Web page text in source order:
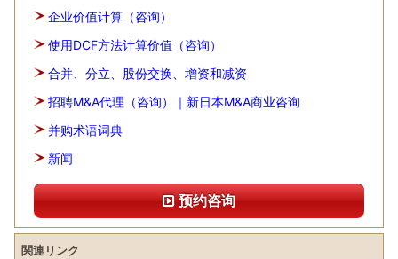
企业价值计算（咨询）
使用DCF方法计算价值（咨询）
合并、分立、股份交换、增资和减资
招聘M&A代理（咨询）｜新日本M&A商业咨询
并购术语词典
新闻
预约咨询
関連リンク